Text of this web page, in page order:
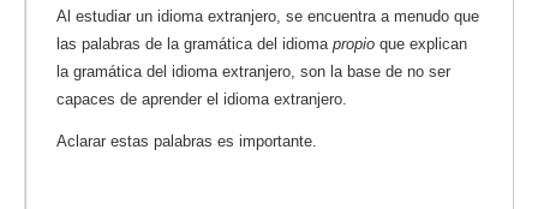
Al estudiar un idioma extranjero, se encuentra a menudo que
las palabras de la gramática del idioma propio que explican
la gramática del idioma extranjero, son la base de no ser
capaces de aprender el idioma extranjero.
Aclarar estas palabras es importante.